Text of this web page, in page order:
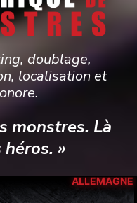
doublage,
localisation et
monstres. Là
»
ALLEMAGNE